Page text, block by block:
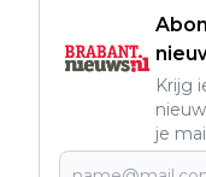
Krijg
je